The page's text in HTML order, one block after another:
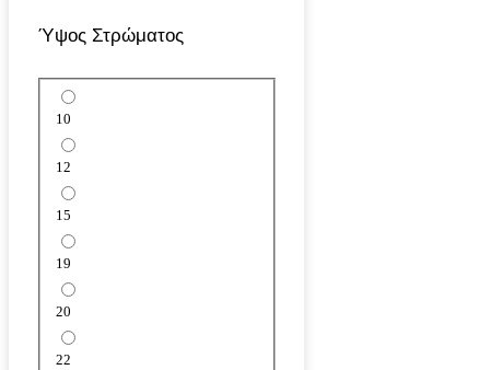
Ύψος Στρώματος
10
12
15
19
20
22